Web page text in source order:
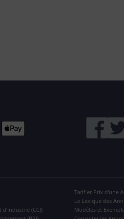
d'Industrie (CCI)
Tarif et Prix d'une
Le Lexique des
Modèles et